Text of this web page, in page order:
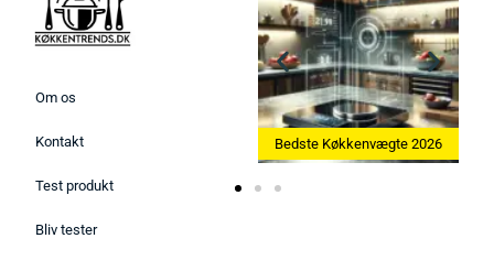
Om os
Kontakt
Test produkt
Bliv tester
Bedste Ismaskine 2026 Bedste Køkkenvægte 2026